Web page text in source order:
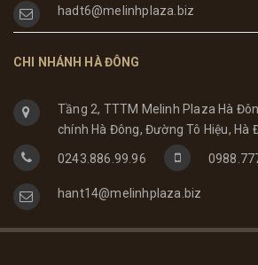
hadt6@melinhplaza.biz
CHI NHÁNH HÀ ĐÔNG
Tầng 2, TTTM Melinh Plaza Hà
chính Hà Đông, Đường Tô Hiệu, Hà
0243.886.99.96
hant14@melinhplaza.biz